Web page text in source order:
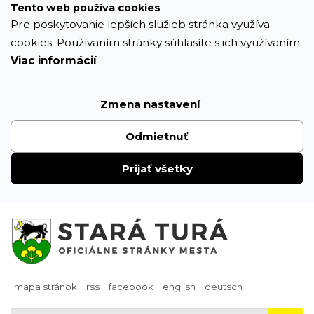
Prejsť
obsahu
Tento web používa cookies
Pre poskytovanie lepších služieb stránka využíva
cookies. Používaním stránky súhlasíte s ich využívaním.
Viac informácií
Zmena nastavení
Odmietnuť
Prijať všetky
mapa stránok rss facebook english deutsch